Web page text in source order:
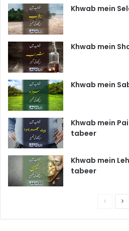
Khwab mein
Khwab mein
Khwab mein
Khwab mein
tabeer
Khwab mein
tabeer